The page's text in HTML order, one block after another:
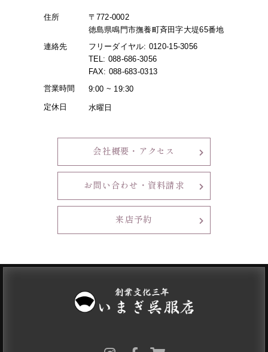
住所
〒772-0002
徳島県鳴門市撫養町斉田字大堤65番地
連絡先
フリーダイヤル: 0120-15-3056
TEL: 088-686-3056
FAX: 088-683-0313
営業時間
9:00 ~ 19:30
定休日 水曜日
会社概要・アクセス
お問い合わせ・資料請求
来店予約